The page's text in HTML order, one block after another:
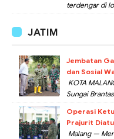
terdengar di
JATIM
Jembatan
dan Sosial
KOTA
Sungai
Operasi
Prajurit
Malang —